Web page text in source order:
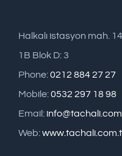
Halkalı istasyon mah.
1B Blok D: 3
Phone:0212 884 27 27
Mobile:0532 297 18 98
Email: info@tachali.com
Web: